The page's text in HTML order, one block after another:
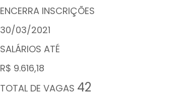
ENCERRA INSCRIÇÕES
30/03/2021
SALÁRIOS ATÉ
R$ 9.616,18
TOTAL DE VAGAS 42